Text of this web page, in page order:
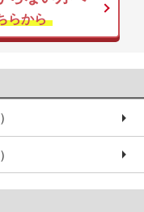
らから
）
）